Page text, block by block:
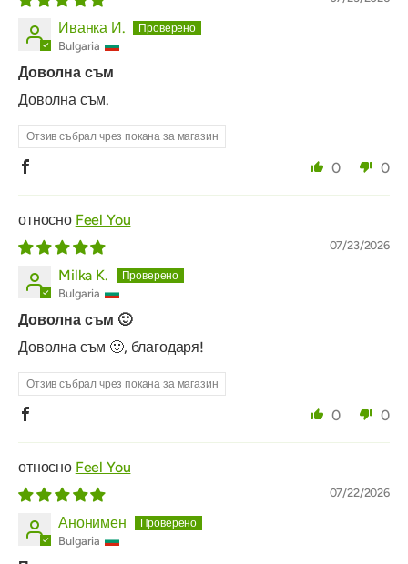
Иванка И.
Bulgaria
Доволна съм
Доволна съм.
Отзив събрал чрез покана за магазин
0 0
Feel You
07/23/2026
Milka K.
Bulgaria
Доволна съм 🙂
Доволна съм 🙂, благодаря!
Отзив събрал чрез покана за магазин
0 0
Feel You
07/22/2026
Анонимен
Bulgaria